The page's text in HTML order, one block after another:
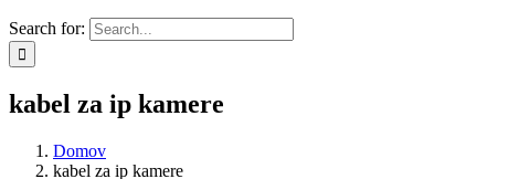
Search for:
kabel za ip kamere
Domov
kabel za ip kamere